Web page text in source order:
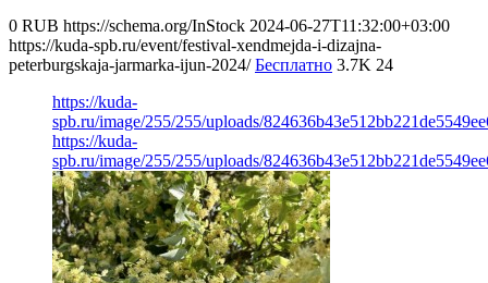
0 RUB https://schema.org/InStock 2024-06-27T11:32:00+03:00
https://kuda-spb.ru/event/festival-xendmejda-i-dizajna-
peterburgskaja-jarmarka-ijun-2024/ Бесплатно 3.7K 24
https://kuda-
spb.ru/image/255/255/uploads/
https://kuda-
spb.ru/image/255/255/uploads/